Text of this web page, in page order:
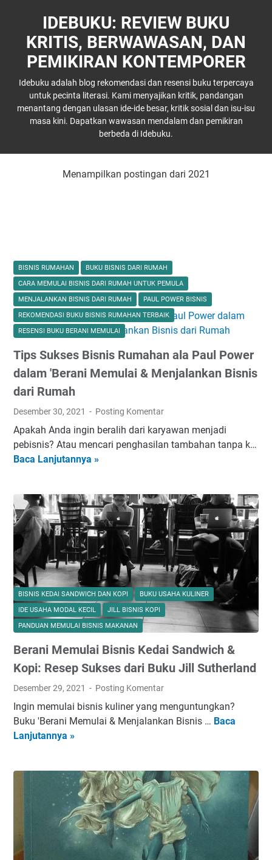
IDEBUKU: REVIEW BUKU
KRITIS, BERWAWASAN, DAN
PEMIKIRAN KONTEMPORER
Idebuku adalah blog rekomendasi dan resensi buku terpercaya
untuk pecinta literasi. Kami menyajikan kritik, pandangan
menantang dengan ulasan ide-ide besar, kritik sosial dan isu-isu
masa kini. Dapatkan wawasan mendalam dan pemikiran
berbeda di Idebuku.
Menampilkan postingan dari 2021
BISNIS RUMAHAN
BUKU BISNIS DARI RUMAH
CARA MEMULAI BISNIS DARI RUMAH UNTUK PEMULA
MENJALANKAN BISNIS DARI RUMAH
PAUL POWER BISNIS
REKOMENDASI BUKU BISNIS RUMAHAN TERBAIK
RESENSI BUKU BERANI MEMULAI
Tips Sukses Bisnis Rumahan ala Paul Power
dalam 'Berani Memulai & Menjalankan Bisnis
dari Rumah
Desember 30, 2021 Posting Komentar
Apakah Anda ingin beralih dari karyawan menjadi
pebisnis? Atau mencari penghasilan tambahan tanpa k…
Baca Lanjutannya »
s
S
u
k
s
e
s
B
i
s
i
R
u
m
n
a
l
a
BISNIS KEDAI SANDWICH DAN KOPI
BUKU USAHA KULINER
IDE USAHA MODAL KECIL
JILL BISNIS KOPI
PANDUAN MEMULAI BISNIS MAKANAN
Berani Memulai Bisnis Kedai Sandwich &
Kopi: Resep Sukses dari Buku Jill Sutherland
Desember 29, 2021 Posting Komentar
Ingin memulai bisnis kuliner yang menguntungkan?
Buku 'Berani Memulai & Menjalankan Bisnis … Baca
Lanjutannya »
B
n
M
e
m
u